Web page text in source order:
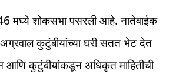
मध्ये शोकसभा पसरली आहे. नातेवाईक
कुटुंबीयांच्या घरी सतत भेट देत
कुटुंबीयांकडून अधिकृत माहितीची